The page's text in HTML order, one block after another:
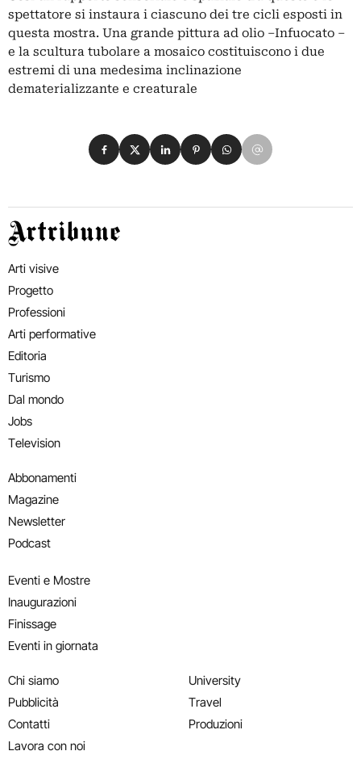
spettatore si instaura i ciascuno dei tre cicli esposti in
questa mostra. Una grande pittura ad olio –Infuocato –
e la scultura tubolare a mosaico costituiscono i due
estremi di una medesima inclinazione
dematerializzante e creaturale
Condividi su Facebook
Condividi su X
Condividi su LinkedIn
Condividi su Pinterest
Condividi su WhatsApp
Condividi su Email
Artribune
Arti visive
Progetto
Professioni
Arti performative
Editoria
Turismo
Dal mondo
Jobs
Television
Abbonamenti
Magazine
Newsletter
Podcast
Eventi e Mostre
Inaugurazioni
Finissage
Eventi in giornata
Chi siamo
Pubblicità
Contatti
Lavora con noi
University
Travel
Produzioni